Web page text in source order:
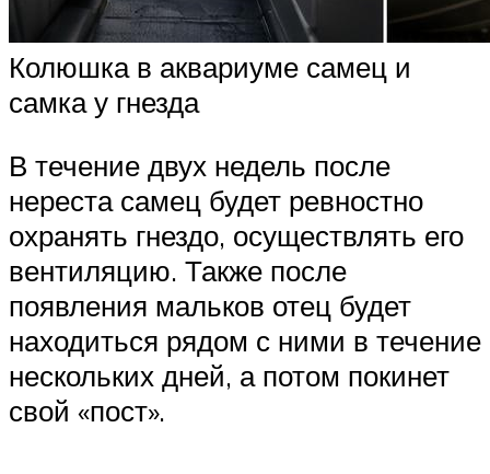
Колюшка в аквариуме самец и
самка у гнезда
В течение двух недель после
нереста самец будет ревностно
охранять гнездо, осуществлять его
вентиляцию. Также после
появления мальков отец будет
находиться рядом с ними в течение
нескольких дней, а потом покинет
свой «пост».